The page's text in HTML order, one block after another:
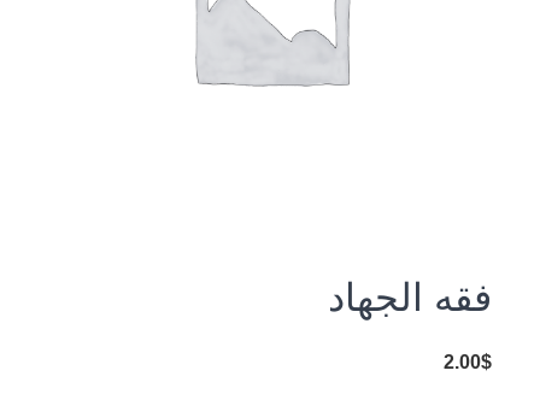
فقه الجهاد
2.00$